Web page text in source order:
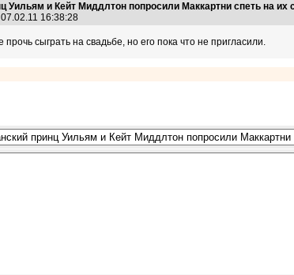
Уильям и Кейт Миддлтон попросили Маккартни спеть на их
07.02.11 16:38:28
сыграть на свадьбе, но его пока что не пригласили.